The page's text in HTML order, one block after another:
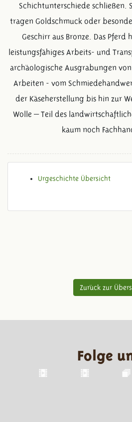
Schichtunterschiede schließen.
tragen Goldschmuck oder
Geschirr aus Bronze. Das Pferd
leistungsfähiges Arbeits- und
archäologische Ausgrabungen
Arbeiten - vom
der Käseherstellung bis hin zur
Wolle – Teil des
kaum noch
Urgeschichte Übersicht
Zurück zur
Folge